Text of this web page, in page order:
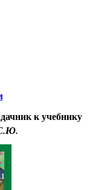
к учебнику